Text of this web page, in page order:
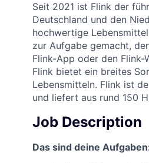
Seit 2021 ist Flink der
Deutschland und den
hochwertige
zur Aufgabe gemacht,
Flink-App oder den Flink-
Flink bietet ein breites
Lebensmitteln. Flink ist
und liefert aus rund 150
Job Description
Das sind deine